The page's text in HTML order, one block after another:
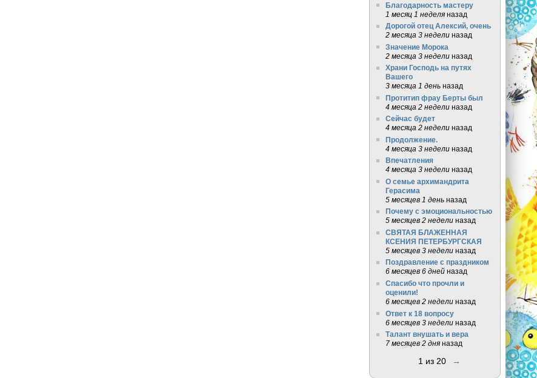
Благодарность мастеру
1 месяц 1 неделяназад
Дорогой отец Алексий, очень
2 месяца 3 неделиназад
Значение Морока
2 месяца 3 неделиназад
Храни Господь на путях
Вашего
3 месяца 1 деньназад
Протитип фрау Берты был
4 месяца 2 неделиназад
Сейчас будет
4 месяца 2 неделиназад
Продолжение.
4 месяца 3 неделиназад
Впечатления
4 месяца 3 неделиназад
О семье архимандрита
Герасима
5 месяцев 1 деньназад
Почему с эмоциональностью
5 месяцев 2 неделиназад
СВЯТАЯ БЛАЖЕННАЯ
КСЕНИЯ ПЕТЕРБУРГСКАЯ
5 месяцев 3 неделиназад
Поздравление с праздником
6 месяцев 6 днейназад
Спасибо что прочли и
оценили!
6 месяцев 2 неделиназад
Ответ к 18 вопросу
6 месяцев 3 неделиназад
Талант внушать и вера
7 месяцев 2 дняназад
1 из 20 →